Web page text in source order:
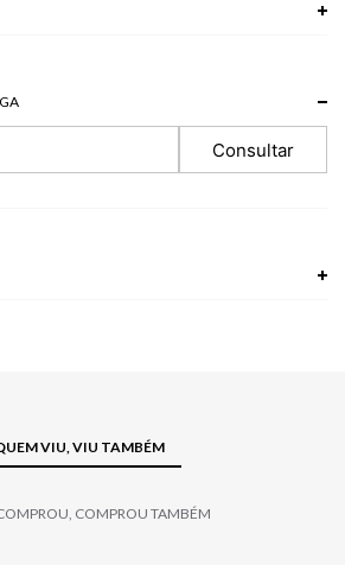
Consultar
VIU, VIU TAMBÉM
COMPROU TAMBÉM